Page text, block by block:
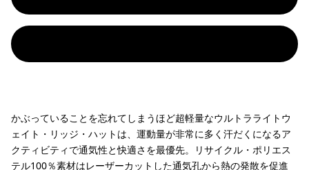
かぶっていることを忘れてしまうほど超軽量なウルトラライトウ
ェイト・リッジ・ハットは、運動量が非常に多く汗だくになるア
クティビティで通気性と快適さを最優先。リサイクル・ポリエス
テル100％素材はレーザーカットした通気孔から熱の発散を促進